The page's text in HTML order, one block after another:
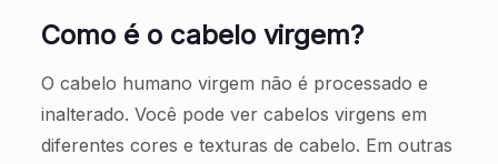
Como é o cabelo virgem?
O cabelo humano virgem não é processado e
inalterado. Você pode ver cabelos virgens em
diferentes cores e texturas de cabelo. Em outras